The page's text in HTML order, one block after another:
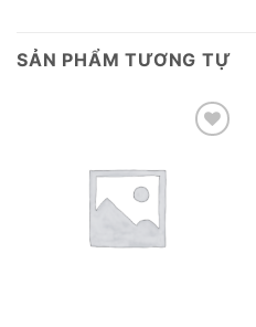
SẢN PHẨM TƯƠNG TỰ
Add to wishlist